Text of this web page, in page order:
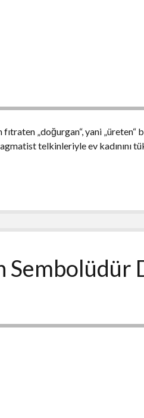
„doğurgan“, yani
telkinleriyle ev kadınını
Sembolüdür